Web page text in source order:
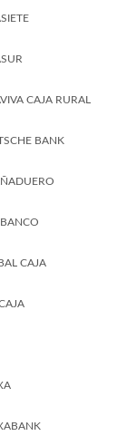
CAJA RURAL
BANK
CAJA